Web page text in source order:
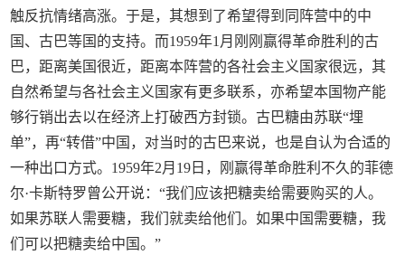
触反抗情绪高涨。于是，其想到了希望得到同阵营中的中
国、古巴等国的支持。而1959年1月刚刚赢得革命胜利的古
巴，距离美国很近，距离本阵营的各社会主义国家很远，其
自然希望与各社会主义国家有更多联系，亦希望本国物产能
够行销出去以在经济上打破西方封锁。古巴糖由苏联“埋
单”，再“转借”中国，对当时的古巴来说，也是自认为合适的
一种出口方式。1959年2月19日，刚赢得革命胜利不久的菲德
尔·卡斯特罗曾公开说：“我们应该把糖卖给需要购买的人。
如果苏联人需要糖，我们就卖给他们。如果中国需要糖，我
们可以把糖卖给中国。”